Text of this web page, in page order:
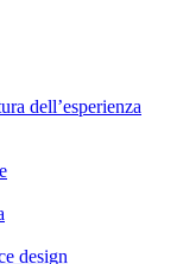
dell’esperienza
design